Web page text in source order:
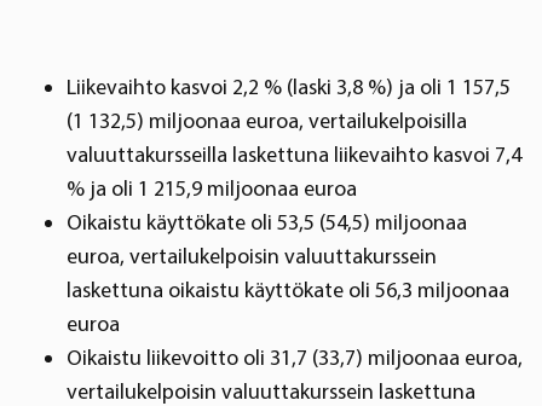
Liikevaihto kasvoi 2,2 % (laski 3,8 %) ja oli 1 157,5
(1 132,5) miljoonaa euroa, vertailukelpoisilla
valuuttakursseilla laskettuna liikevaihto kasvoi 7,4
% ja oli 1 215,9 miljoonaa euroa
Oikaistu käyttökate oli 53,5 (54,5) miljoonaa
euroa, vertailukelpoisin valuuttakurssein
laskettuna oikaistu käyttökate oli 56,3 miljoonaa
euroa
Oikaistu liikevoitto oli 31,7 (33,7) miljoonaa euroa,
vertailukelpoisin valuuttakurssein laskettuna